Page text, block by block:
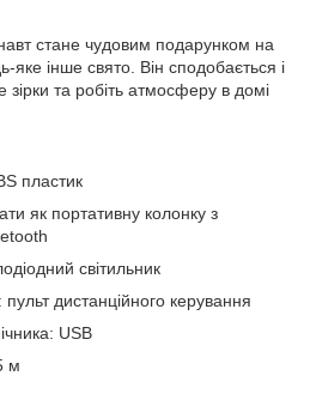
стане чудовим подарунком на
інше свято. Він сподобається і
зірки та робіть атмосферу в домі
пластик
як портативну колонку з
світильник
дистанційного керування
USB
м